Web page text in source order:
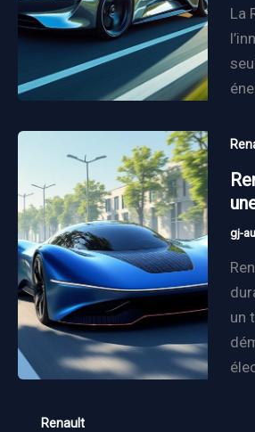
La
gj-
un
Renault